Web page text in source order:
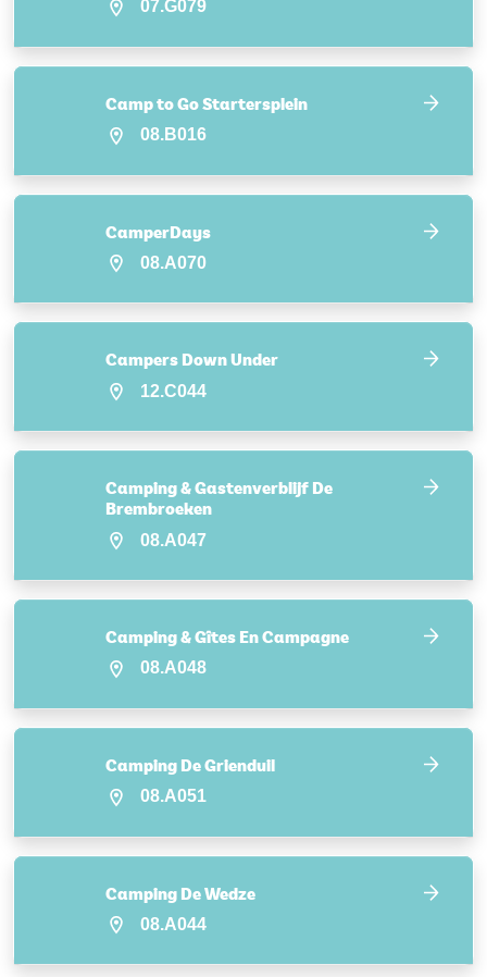
07.G079
Camp to Go Startersplein
08.B016
CamperDays
08.A070
Campers Down Under
12.C044
Camping & Gastenverblijf De
Brembroeken
08.A047
Camping & Gîtes En Campagne
08.A048
Camping De Grienduil
08.A051
Camping De Wedze
08.A044